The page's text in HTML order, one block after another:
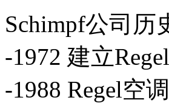
Schimpf公司历
-1972 建立
-1988 Regel空